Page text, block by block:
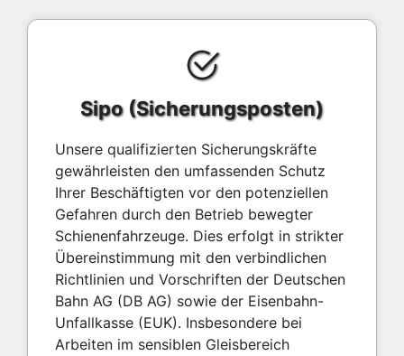
Sipo (Sicherungsposten)
Unsere qualifizierten Sicherungskräfte
gewährleisten den umfassenden Schutz
Ihrer Beschäftigten vor den potenziellen
Gefahren durch den Betrieb bewegter
Schienenfahrzeuge. Dies erfolgt in strikter
Übereinstimmung mit den verbindlichen
Richtlinien und Vorschriften der Deutschen
Bahn AG (DB AG) sowie der Eisenbahn-
Unfallkasse (EUK). Insbesondere bei
Arbeiten im sensiblen Gleisbereich